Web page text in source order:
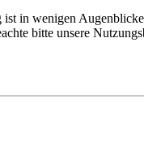
in wenigen
bitte unsere